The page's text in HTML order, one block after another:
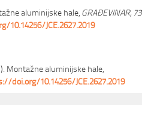
aluminijske hale, GRAĐEVINAR, 73
10.14256/JCE.2627.2019
Montažne aluminijske hale,
doi.org/10.14256/JCE.2627.2019